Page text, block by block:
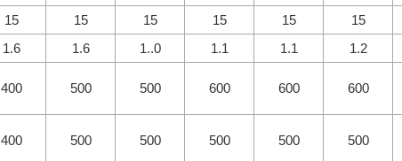
15 15 15 15 15 15
1.6 1.6 1..0 1.1 1.1 1.2
400 500 500 600 600 600
400 500 500 500 500 500